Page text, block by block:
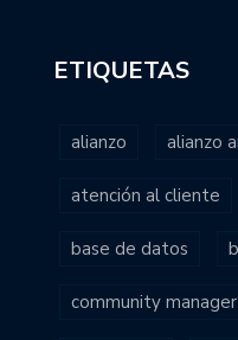
ETIQUETAS
alianzo alianzo
atención al cliente
base de datos
community manager